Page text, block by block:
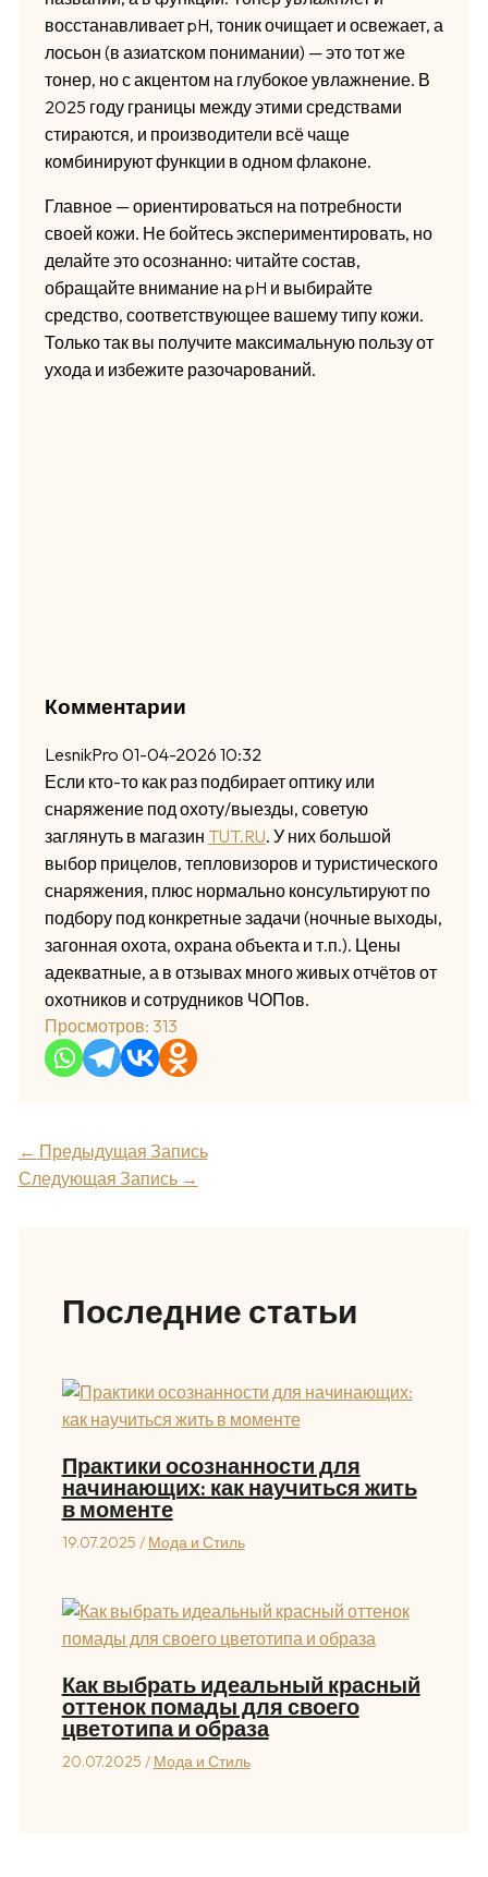
восстанавливает pH, тоник очищает и освежает, а
лосьон (в азиатском понимании) — это тот же
тонер, но с акцентом на глубокое увлажнение. В
2025 году границы между этими средствами
стираются, и производители всё чаще
комбинируют функции в одном флаконе.
Главное — ориентироваться на потребности
своей кожи. Не бойтесь экспериментировать, но
делайте это осознанно: читайте состав,
обращайте внимание на pH и выбирайте
средство, соответствующее вашему типу кожи.
Только так вы получите максимальную пользу от
ухода и избежите разочарований.
Комментарии
LesnikPro 01-04-2026 10:32
Если кто-то как раз подбирает оптику или
снаряжение под охоту/выезды, советую
заглянуть в магазин TUT.RU. У них большой
выбор прицелов, тепловизоров и туристического
снаряжения, плюс нормально консультируют по
подбору под конкретные задачи (ночные выходы,
загонная охота, охрана объекта и т.п.). Цены
адекватные, а в отзывах много живых отчётов от
охотников и сотрудников ЧОПов.
Просмотров: 313
← Предыдущая Запись
Следующая Запись →
Последние статьи
Практики осознанности для
начинающих: как научиться жить
в моменте
19.07.2025 / Мода и Стиль
Как выбрать идеальный красный
оттенок помады для своего
цветотипа и образа
20.07.2025 / Мода и Стиль